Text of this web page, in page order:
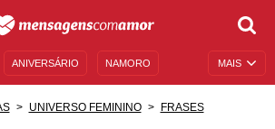
MAIS
ANIVERSÁRIO NAMORO
UNIVERSO FEMININO FRASES